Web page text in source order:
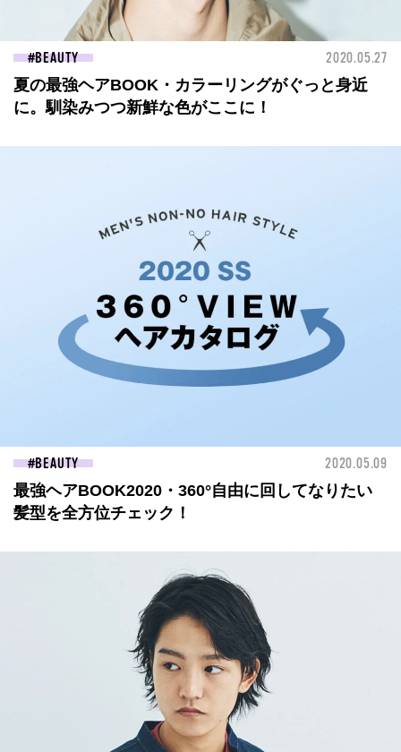
BEAUTY 2020.05.27
夏の最強ヘアBOOK・カラーリングがぐっと身近
に。馴染みつつ新鮮な色がここに！
BEAUTY 2020.05.09
最強ヘアBOOK2020・360°自由に回してなりたい
髪型を全方位チェック！